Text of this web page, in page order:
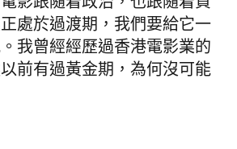
影跟隨着政治，也跟隨着資
處於過渡期，我們要給它一
我曾經經歷過香港電影業的
前有過黃金期，為何沒可能